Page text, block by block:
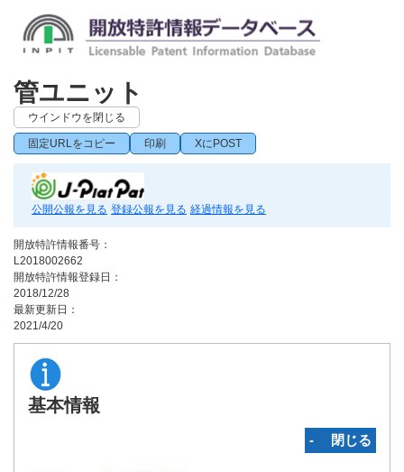
管ユニット
ウインドウを閉じる
固定URLをコピー 印刷 XにPOST
公開公報を見る 登録公報を見る 経過情報を見る
開放特許情報番号：
L2018002662
開放特許情報登録日：
2018/12/28
最新更新日：
2021/4/20
基本情報
‐ 閉じる